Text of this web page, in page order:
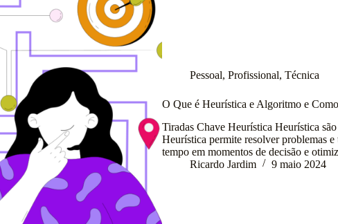
Pessoal, Profissional, Técnica
O Que é Heurística e Algoritmo e
Tiradas Chave Heurística Heurística
Heurística permite resolver problemas
tempo em momentos de decisão e
Ricardo Jardim
9 maio 2024